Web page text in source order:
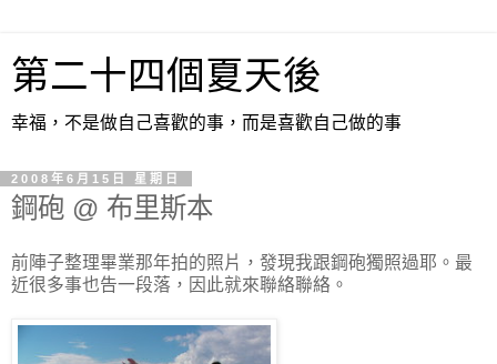
第二十四個夏天後
幸福，不是做自己喜歡的事，而是喜歡自己做的事
2008年6月15日 星期日
鋼砲 @ 布里斯本
前陣子整理畢業那年拍的照片，發現我跟鋼砲獨照過耶。最
近很多事也告一段落，因此就來聯絡聯絡。